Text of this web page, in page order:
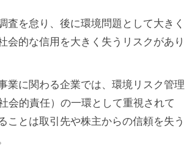
査を怠り、後に環境問題として大きく
会的な信用を大きく失うリスクがあり
業に関わる企業では、環境リスク管理
会的責任）の一環として重視されて
ことは取引先や株主からの信頼を失う